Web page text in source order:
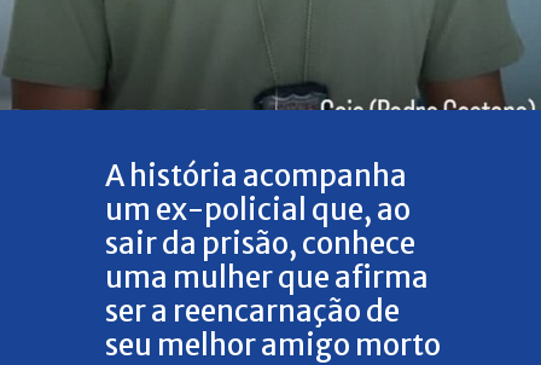
A história acompanha
um ex-policial que, ao
sair da prisão, conhece
uma mulher que afirma
ser a reencarnação de
seu melhor amigo morto